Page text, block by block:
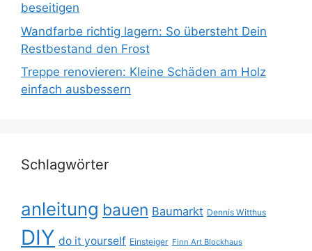
beseitigen
Wandfarbe richtig lagern: So übersteht Dein
Restbestand den Frost
Treppe renovieren: Kleine Schäden am Holz
einfach ausbessern
Schlagwörter
anleitung bauen Baumarkt Dennis Witthus
DIY do it yourself Einsteiger Finn Art Blockhaus